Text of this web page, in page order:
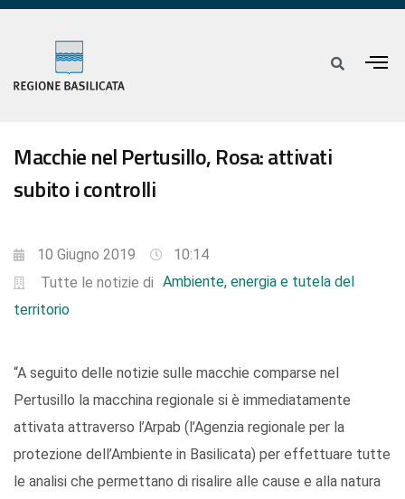
Macchie nel Pertusillo, Rosa: attivati
subito i controlli
10 Giugno 2019
10:14
Tutte le notizie di Ambiente, energia e tutela del
territorio
“A seguito delle notizie sulle macchie comparse nel
Pertusillo la macchina regionale si è immediatamente
attivata attraverso l’Arpab (l’Agenzia regionale per la
protezione dell’Ambiente in Basilicata) per effettuare tutte
le analisi che permettano di risalire alle cause e alla natura